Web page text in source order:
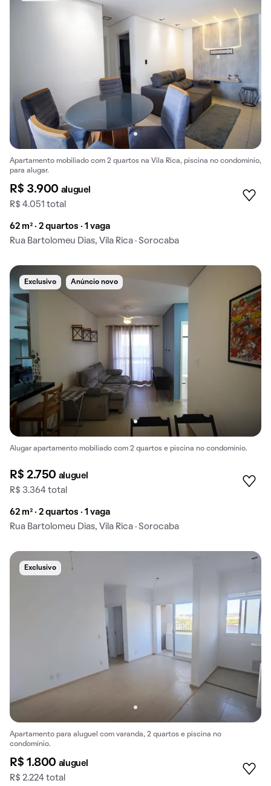
Apartamento mobiliado com 2 quartos na Vila Rica, piscina no condomínio,
para alugar.
R$ 3.900 aluguel
R$ 4.051 total
62 m² · 2 quartos · 1 vaga
Rua Bartolomeu Dias, Vila Rica · Sorocaba
Exclusivo Anúncio novo
Alugar apartamento mobiliado com 2 quartos e piscina no condomínio.
R$ 2.750 aluguel
R$ 3.364 total
62 m² · 2 quartos · 1 vaga
Rua Bartolomeu Dias, Vila Rica · Sorocaba
Exclusivo
Apartamento para aluguel com varanda, 2 quartos e piscina no
condomínio.
R$ 1.800 aluguel
R$ 2.224 total